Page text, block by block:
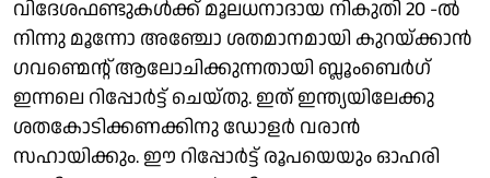
വിദേശഫണ്ടുകൾക്ക് മൂലധനാദായ നികുതി 20 -ൽ
നിന്നു മൂന്നോ അഞ്ചോ ശതമാനമായി കുറയ്ക്കാൻ
ഗവണ്മെൻ്റ് ആലോചിക്കുന്നതായി ബ്ലൂംബെർഗ്
ഇന്നലെ റിപ്പോർട്ട് ചെയ്തു. ഇത് ഇന്ത്യയിലേക്കു
ശതകോടിക്കണക്കിനു ഡോളർ വരാൻ
സഹായിക്കും. ഈ റിപ്പോർട്ട് രൂപയെയും ഓഹരി